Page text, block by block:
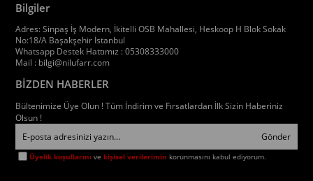
Bilgiler
Adres: Sinpaş İş Modern, İkitelli OSB Mahallesi, Heskoop H Blok Sokak
No:18/A Başakşehir İstanbul
Whatsapp Destek Hattımız : 05308333000
Mail : bilgi@nilufarr.com
BİZDEN HABERLER
Bültenimize Üye Olun ! Tüm İndirim ve Fırsatlardan İlk Sizin Haberiniz
Olsun !
Gönder
Üyelik koşullarını vekişisel verilerimin korunmasını kabul ediyorum.